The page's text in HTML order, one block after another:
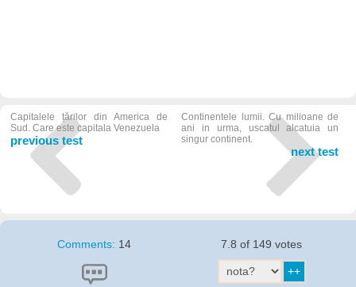
Capitalele țărilor din America de
Sud. Care este capitala Venezuela
previous test
Continentele lumii. Cu milioane de
ani in urma, uscatul alcatuia un
singur continent.
next test
Comments: 14 7.8 of 149 votes